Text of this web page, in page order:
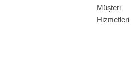
Müşteri
Hizmetleri